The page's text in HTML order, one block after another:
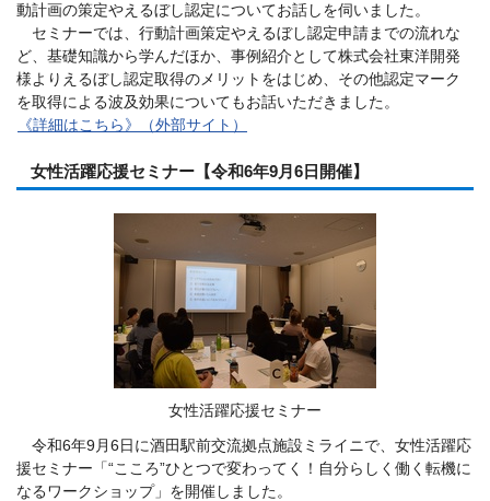
動計画の策定やえるぼし認定についてお話しを伺いました。
セミナーでは、行動計画策定やえるぼし認定申請までの流れな
ど、基礎知識から学んだほか、事例紹介として株式会社東洋開発
様よりえるぼし認定取得のメリットをはじめ、その他認定マーク
を取得による波及効果についてもお話いただきました。
《詳細はこちら》（外部サイト）
女性活躍応援セミナー【令和6年9月6日開催】
女性活躍応援セミナー
令和6年9月6日に酒田駅前交流拠点施設ミライニで、女性活躍応
援セミナー「“こころ”ひとつで変わってく！自分らしく働く転機に
なるワークショップ」を開催しました。